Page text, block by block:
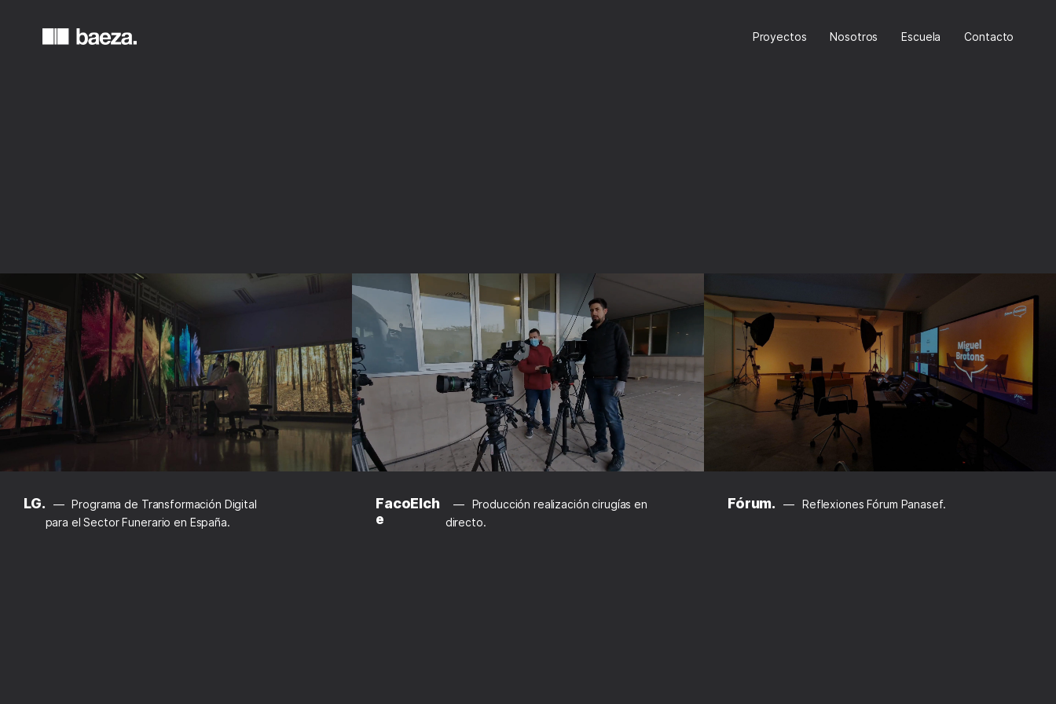
Proyectos Nosotros Escuela Contacto
LG.
Programa de Transformación Digital
para el Sector Funerario en España.
FacoElch
e
Producción realización cirugías en
directo.
Fórum. Reflexiones Fórum Panasef.